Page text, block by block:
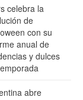
celebra la
de
con su
anual de
y dulces
abre